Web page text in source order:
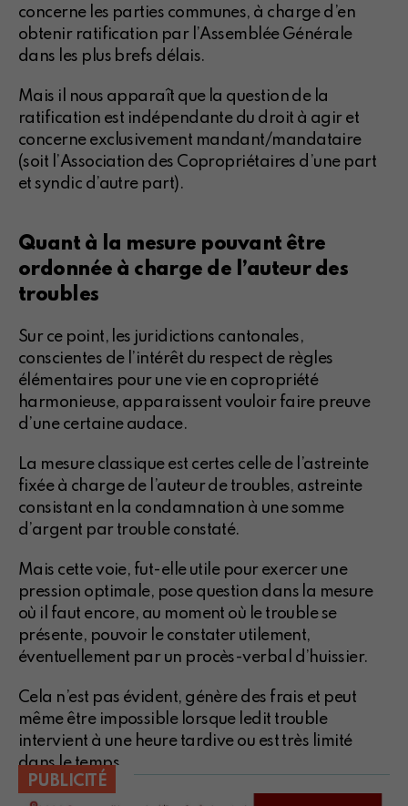
concerne les parties communes, à charge d’en
obtenir ratification par l’Assemblée Générale
dans les plus brefs délais.
Mais il nous apparaît que la question de la
ratification est indépendante du droit à agir et
concerne exclusivement mandant/mandataire
(soit l’Association des Copropriétaires d’une part
et syndic d’autre part).
Quant à la mesure pouvant être
ordonnée à charge de l’auteur des
troubles
Sur ce point, les juridictions cantonales,
conscientes de l’intérêt du respect de règles
élémentaires pour une vie en copropriété
harmonieuse, apparaissent vouloir faire preuve
d’une certaine audace.
La mesure classique est certes celle de l’astreinte
fixée à charge de l’auteur de troubles, astreinte
consistant en la condamnation à une somme
d’argent par trouble constaté.
Mais cette voie, fut-elle utile pour exercer une
pression optimale, pose question dans la mesure
où il faut encore, au moment où le trouble se
présente, pouvoir le constater utilement,
éventuellement par un procès-verbal d’huissier.
Cela n’est pas évident, génère des frais et peut
même être impossible lorsque ledit trouble
intervient à une heure tardive ou est très limité
dans le temps.